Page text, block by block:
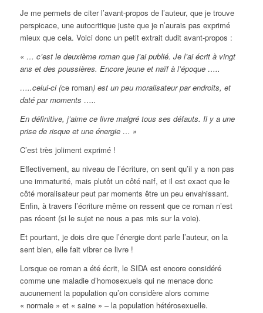
Je me permets de citer l’avant-propos de l’auteur, que je trouve
perspicace, une autocritique juste que je n’aurais pas exprimé
mieux que cela. Voici donc un petit extrait dudit avant-propos :
« … c’est le deuxième roman que j’ai publié. Je l’ai écrit à vingt
ans et des poussières. Encore jeune et naïf à l’époque …..
…..celui-ci (ce roman) est un peu moralisateur par endroits, et
daté par moments …..
En définitive, j’aime ce livre malgré tous ses défauts. Il y a une
prise de risque et une énergie … »
C’est très joliment exprimé !
Effectivement, au niveau de l’écriture, on sent qu’il y a non pas
une immaturité, mais plutôt un côté naïf, et il est exact que le
côté moralisateur peut par moments être un peu envahissant.
Enfin, à travers l’écriture même on ressent que ce roman n’est
pas récent (si le sujet ne nous a pas mis sur la voie).
Et pourtant, je dois dire que l’énergie dont parle l’auteur, on la
sent bien, elle fait vibrer ce livre !
Lorsque ce roman a été écrit, le SIDA est encore considéré
comme une maladie d’homosexuels qui ne menace donc
aucunement la population qu’on considère alors comme
« normale » et « saine » – la population hétérosexuelle.